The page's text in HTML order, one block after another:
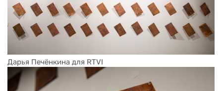
Дарья Печёнкина для RTVI